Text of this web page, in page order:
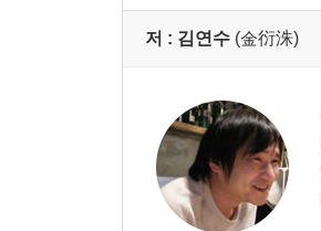
저 : 김연수 (金衍洙)